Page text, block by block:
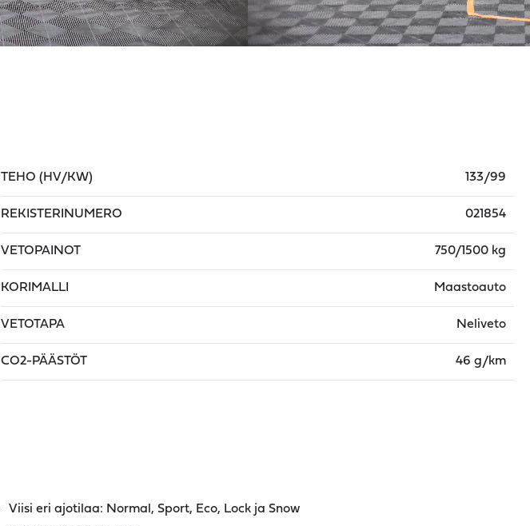
TEHO (HV/KW) 133/99
REKISTERINUMERO 021854
VETOPAINOT 750/1500 kg
KORIMALLI Maastoauto
VETOTAPA Neliveto
CO2-PÄÄSTÖT 46 g/km
Viisi eri ajotilaa: Normal, Sport, Eco, Lock ja Snow